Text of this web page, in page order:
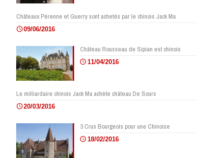
Châteaux Pérenne et Guerry sont achetés par le chinois Jack Ma
09/06/2016
Château Rousseau de Sipian est chinois
11/04/2016
Le milliardaire chinois Jack Ma achète château De Sours
20/03/2016
3 Crus Bourgeois pour une Chinoise
18/02/2016